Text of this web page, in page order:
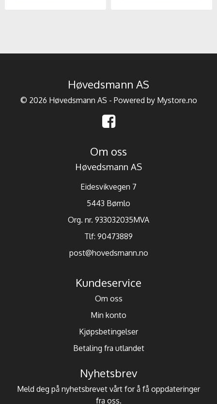
Høvedsmann AS
© 2026 Høvedsmann AS - Powered by Mystore.no
Om oss
Høvedsmann AS
Eidesvikvegen 7
5443 Bømlo
Org. nr. 933032035MVA
Tlf: 90473889
post@hovedsmann.no
Kundeservice
Om oss
Min konto
Kjøpsbetingelser
Betaling fra utlandet
Nyhetsbrev
Meld deg på nyhetsbrevet vårt for å få oppdateringer
fra oss.